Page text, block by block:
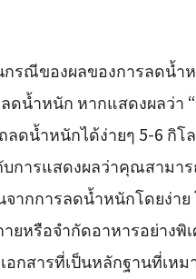
กรณีของผลของการลดน้ำ
ดน้ำหนัก หากแสดงผลว่า
ดน้ำหนักได้ง่ายๆ 5-6 กิโ
การแสดงผลว่าคุณสามา
ากการลดน้ำหนักโดยง่าย
ยหรือจำกัดอาหารอย่างพิ
อกสารที่เป็นหลักฐานที่เห